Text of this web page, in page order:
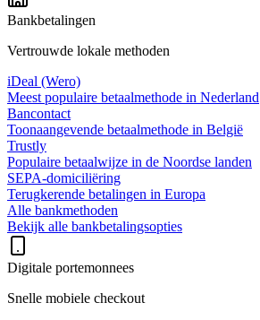
Bankbetalingen
Vertrouwde lokale methoden
iDeal (Wero)
Meest populaire betaalmethode in Nederland
Bancontact
Toonaangevende betaalmethode in België
Trustly
Populaire betaalwijze in de Noordse landen
SEPA-domiciliëring
Terugkerende betalingen in Europa
Alle bankmethoden
Bekijk alle bankbetalingsopties
Digitale portemonnees
Snelle mobiele checkout